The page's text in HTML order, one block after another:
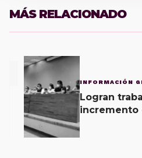
MÁS RELACIONADO
INFORMACIÓN
Logran
incremento